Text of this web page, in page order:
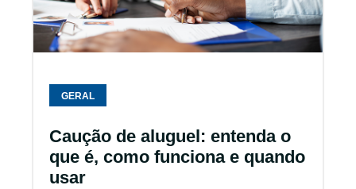
GERAL
Caução de aluguel: entenda o
que é, como funciona e quando
usar